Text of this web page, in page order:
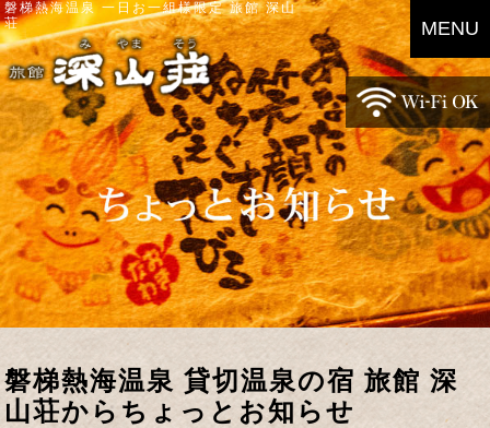
磐梯熱海温泉 一日お一組様限定 旅館 深山
荘
磐梯熱海温泉 貸切温泉の宿 旅館 深
山荘からちょっとお知らせ
MENU